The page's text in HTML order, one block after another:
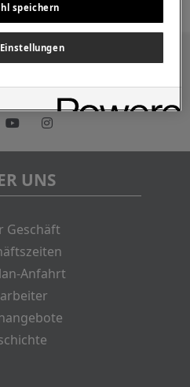
auch in den sozialen
UNS
Geschäft
Anfahrt
speichern